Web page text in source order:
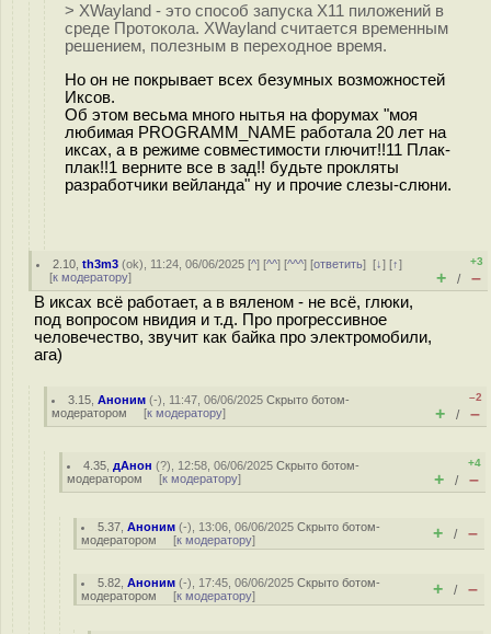
> XWayland - это способ запуска X11 пиложений в
среде Протокола. XWayland считается временным
решением, полезным в переходное время.
Но он не покрывает всех безумных возможностей
Иксов.
Об этом весьма много нытья на форумах "моя
любимая PROGRAMM_NAME работала 20 лет на
иксах, а в режиме совместимости глючит!!11 Плак-
плак!!1 верните все в зад!! будьте прокляты
разработчики вейланда" ну и прочие слезы-слюни.
2.10 ,th3m3 (ok), 11:24, 06/06/2025 [^] [^^] [^^^] [ответить][↓] [↑]
[к модератору]
+3
+ / –
В иксах всё работает, а в вяленом - не всё, глюки,
под вопросом нвидия и т.д. Про прогрессивное
человечество, звучит как байка про электромобили,
ага)
3.15 ,Аноним (-), 11:47, 06/06/2025Скрыто ботом-
модератором [к модератору]
–2
+ / –
4.35 дАнон (?), 12:58, 06/06/2025Скрыто ботом-
модератором [к модератору]
+4
+ / –
5.37 ,Аноним (-), 13:06, 06/06/2025Скрыто ботом-
модератором [к модератору] + / –
5.82 ,Аноним (-), 17:45, 06/06/2025Скрыто ботом-
модератором [к модератору] + / –